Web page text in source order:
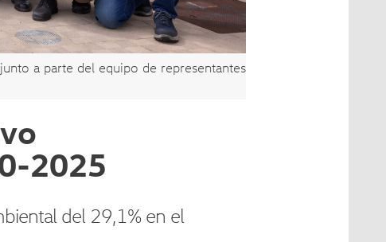
a parte del equipo de representantes
2025
del 29,1% en el